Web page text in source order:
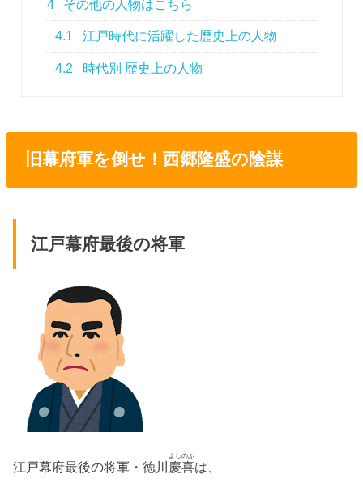
4 その他の人物はこちら
4.1 江戸時代に活躍した歴史上の人物
4.2 時代別 歴史上の人物
旧幕府軍を倒せ！西郷隆盛の陰謀
江戸幕府最後の将軍
江戸幕府最後の将軍・徳川 慶喜
よしのぶ
は、